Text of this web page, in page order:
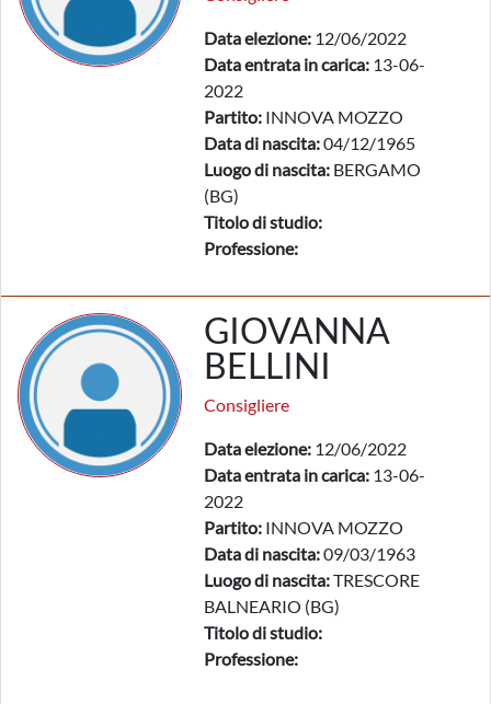
Data elezione: 12/06/2022
Data entrata in carica: 13-06-
2022
Partito: INNOVA MOZZO
Data di nascita:04/12/1965
Luogo di nascita: BERGAMO
(BG)
Titolo di studio:
Professione:
GIOVANNA
BELLINI
Consigliere
Data elezione: 12/06/2022
Data entrata in carica: 13-06-
2022
Partito: INNOVA MOZZO
Data di nascita:09/03/1963
Luogo di nascita:TRESCORE
BALNEARIO (BG)
Titolo di studio:
Professione: